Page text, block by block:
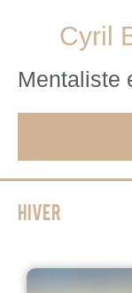
Cyril
Mentaliste
Hiver